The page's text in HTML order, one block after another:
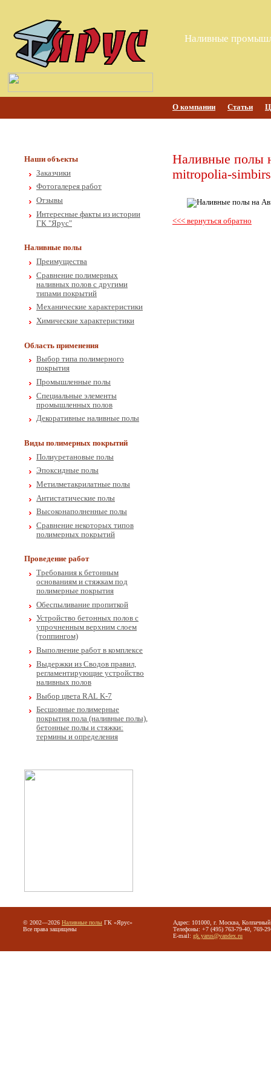
Наливные
О компании Статьи
Наши объекты
Заказчики
Фотогалерея работ
Отзывы
Интересные факты из истории
ГК "Ярус"
Наливные полы
Преимущества
Сравнение полимерных
наливных полов с другими
типами покрытий
Механические характеристики
Химические характеристики
Область применения
Выбор типа полимерного
покрытия
Промышленные полы
Специальные элементы
промышленных полов
Декоративные наливные полы
Виды полимерных покрытий
Полиуретановые полы
Эпоксидные полы
Метилметакрилатные полы
Антистатические полы
Высоконаполненные полы
Сравнение некоторых типов
полимерных покрытий
Проведение работ
Требования к бетонным
основаниям и стяжкам под
полимерные покрытия
Обеспыливание пропиткой
Устройство бетонных полов с
упрочненным верхним слоем
(топпингом)
Выполнение работ в комплексе
Выдержки из Сводов правил,
регламентирующие устройство
наливных полов
Выбор цвета RAL K-7
Бесшовные полимерные
покрытия пола (наливные полы),
бетонные полы и стяжки:
термины и определения
Наливные полы
mitropolia-
<<< вернуться обратно
© 2002—2026 Наливные полы ГК «Ярус»
Все права защищены
Адрес: 101000, г. Москва,
Телефоны: +7 (495) 763-79-40, 769-
E-mail: gk.yarus@yandex.ru